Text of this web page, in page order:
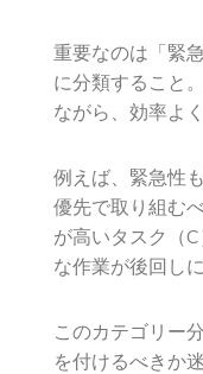
重要なのは「緊
に分類すること
ながら、効率よ
例えば、緊急性
優先で取り組む
が高いタスク（
な作業が後回し
このカテゴリー
を付けるべきか